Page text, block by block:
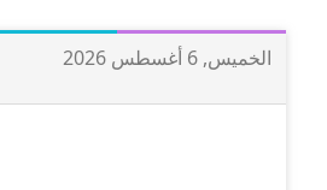
الخميس, 6 أغسطس 2026